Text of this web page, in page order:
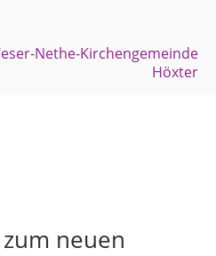
neuen